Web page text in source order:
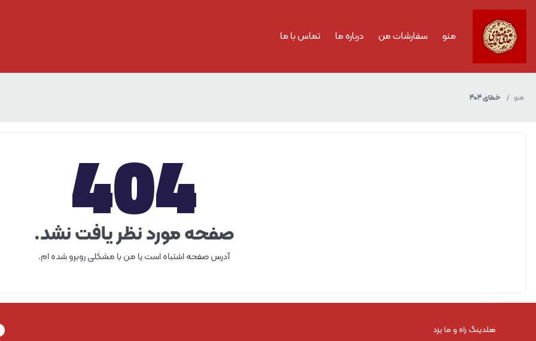
منو سفارشات من درباره ما تماس با ما
منو خطای 404
404
صفحه مورد نظر یافت نشد.
آدرس صفحه اشتباه است یا من با مشکلی روبرو شده ام.
هلدینگ راه و ما یزد